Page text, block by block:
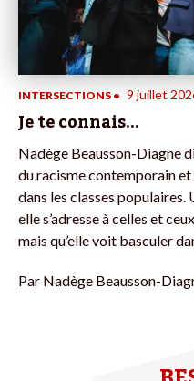
INTERSECTIONS • 9 juillet
Je te connais…
Nadège Beausson-Diagne
du racisme contemporain et
dans les classes populaires.
elle s’adresse à celles et
mais qu’elle voit basculer
Par Nadège Beausson-